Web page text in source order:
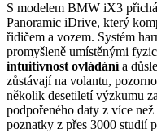
S modelem BMW iX3
Panoramic iDrive, který
řidičem a vozem. Systém
promyšleně umístěnými
intuitivnost ovládánía
zůstávají na volantu,
několik desetiletí výzkumu
podpořeného daty z více
poznatky z přes 3000 studií